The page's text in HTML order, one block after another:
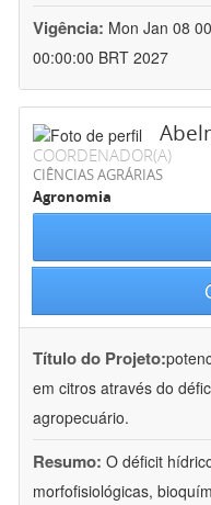
Vigência: Mon Jan 08
00:00:00 BRT 2027
COORDENADOR(A)
CIÊNCIAS AGRÁRIAS
Agronomia
Título do Projeto:
em citros através do
agropecuário.
Resumo: O déficit
morfofisiológicas,